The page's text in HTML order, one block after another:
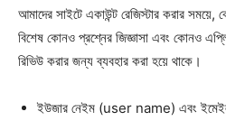
আমাদের সাইটে একাউন্ট রেজিস্টার করার
বিশেষ কোনও প্রশ্নের জিজ্ঞাসা এবং কোনও
রিভিউ করার জন্য ব্যবহার করা হয়ে থাকে।
ইউজার নেইম (user name) এবং